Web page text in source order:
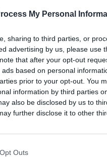
My Personal
sharing to third parties, or
advertising by us, please use
that after your opt-out
based on personal
prior to your opt-out. You
information by third parties
also be disclosed by us to
further disclose it to other
Outs
pensi ad un gadget a
Set Craft Master” rimarrà
volo a lungo raggio,
set la prossima
da degustazione
garantisce
rivoluzione della birra
eccezionali specialità
® per avere più che
anche il Beer Flight Set
a casa vostra.
del prossimo
lunedì, il Beer Flight Set
della birra a un livello